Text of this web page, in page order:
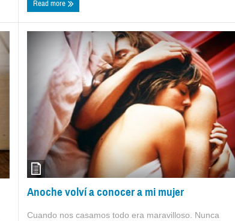
Read more
Anoche volví a conocer a mi mujer
Cuando nos casamos todo era maravilloso. Nunca